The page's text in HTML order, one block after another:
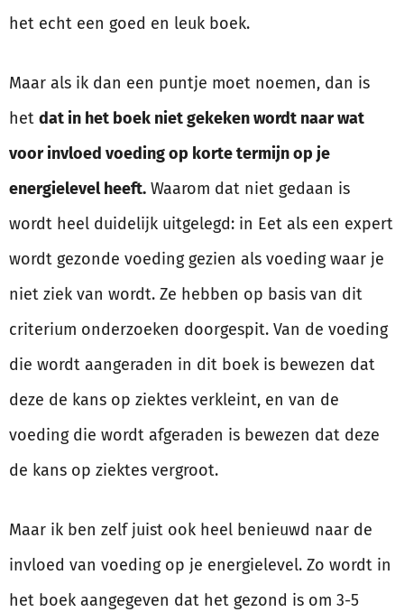
het echt een goed en leuk boek.
Maar als ik dan een puntje moet noemen, dan is
het dat in het boek niet gekeken wordt naar wat
voor invloed voeding op korte termijn op je
energielevel heeft. Waarom dat niet gedaan is
wordt heel duidelijk uitgelegd: in Eet als een expert
wordt gezonde voeding gezien als voeding waar je
niet ziek van wordt. Ze hebben op basis van dit
criterium onderzoeken doorgespit. Van de voeding
die wordt aangeraden in dit boek is bewezen dat
deze de kans op ziektes verkleint, en van de
voeding die wordt afgeraden is bewezen dat deze
de kans op ziektes vergroot.
Maar ik ben zelf juist ook heel benieuwd naar de
invloed van voeding op je energielevel. Zo wordt in
het boek aangegeven dat het gezond is om 3-5